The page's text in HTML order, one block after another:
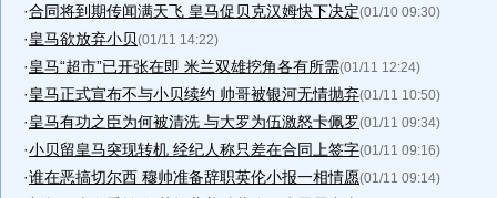
·合同将到期传闻满天飞 皇马促贝克汉姆快下决定(01/10 09:30)
·皇马欲放弃小贝(01/11 14:22)
·皇马“超市”已开张在即 米兰双雄挖角各有所需(01/11 12:24)
·皇马正式宣布不与小贝续约 帅哥被银河无情抛弃(01/11 10:50)
·皇马有功之臣为何被清洗 与大罗为伍激怒卡佩罗(01/11 09:34)
·小贝留皇马突现转机 经纪人称只差在合同上签字(01/11 09:16)
·谁在恶搞切尔西 穆帅准备辞职英伦小报一相情愿(01/11 09:14)